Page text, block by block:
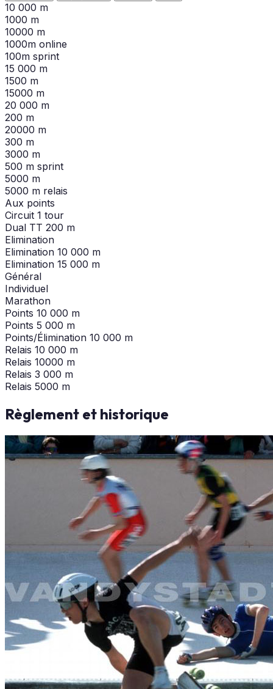
10 000 m
1000 m
10000 m
1000m online
100m sprint
15 000 m
1500 m
15000 m
20 000 m
200 m
20000 m
300 m
3000 m
500 m sprint
5000 m
5000 m relais
Aux points
Circuit 1 tour
Dual TT 200 m
Elimination
Elimination 10 000 m
Elimination 15 000 m
Général
Individuel
Marathon
Points 10 000 m
Points 5 000 m
Points/Élimination 10 000 m
Relais 10 000 m
Relais 10000 m
Relais 3 000 m
Relais 5000 m
Règlement et historique